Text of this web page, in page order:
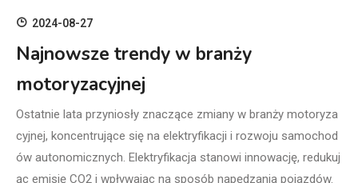
2024-08-27
Najnowsze trendy w branży
motoryzacyjnej
Ostatnie lata przyniosły znaczące zmiany w branży motoryza
cyjnej, koncentrujące się na elektryfikacji i rozwoju samochod
ów autonomicznych. Elektryfikacja stanowi innowację, redukuj
ąc emisję CO2 i wpływając na sposób napędzania pojazdów.